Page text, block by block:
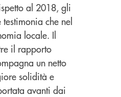
al 2018, gli
che nel
locale. Il
il rapporto
un netto
solidità e
avanti dai